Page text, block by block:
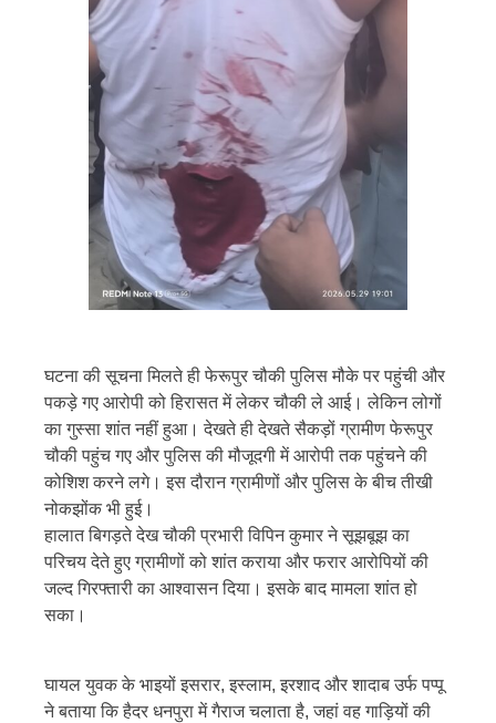
घटना की सूचना मिलते ही फेरूपुर चौकी पुलिस मौके पर पहुंची और
पकड़े गए आरोपी को हिरासत में लेकर चौकी ले आई। लेकिन लोगों
का गुस्सा शांत नहीं हुआ। देखते ही देखते सैकड़ों ग्रामीण फेरूपुर
चौकी पहुंच गए और पुलिस की मौजूदगी में आरोपी तक पहुंचने की
कोशिश करने लगे। इस दौरान ग्रामीणों और पुलिस के बीच तीखी
नोकझोंक भी हुई।
हालात बिगड़ते देख चौकी प्रभारी विपिन कुमार ने सूझबूझ का
परिचय देते हुए ग्रामीणों को शांत कराया और फरार आरोपियों की
जल्द गिरफ्तारी का आश्वासन दिया। इसके बाद मामला शांत हो
सका।
घायल युवक के भाइयों इसरार, इस्लाम, इरशाद और शादाब उर्फ पप्पू
ने बताया कि हैदर धनपुरा में गैराज चलाता है, जहां वह गाड़ियों की